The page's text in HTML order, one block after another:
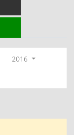
2016